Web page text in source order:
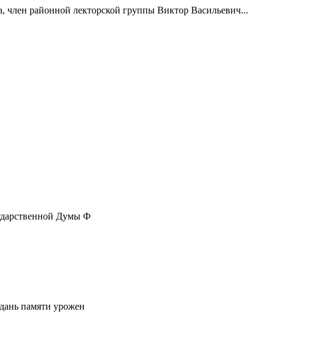
член районной лекторской группы Виктор Васильевич...
Думы Ф
памяти урожен